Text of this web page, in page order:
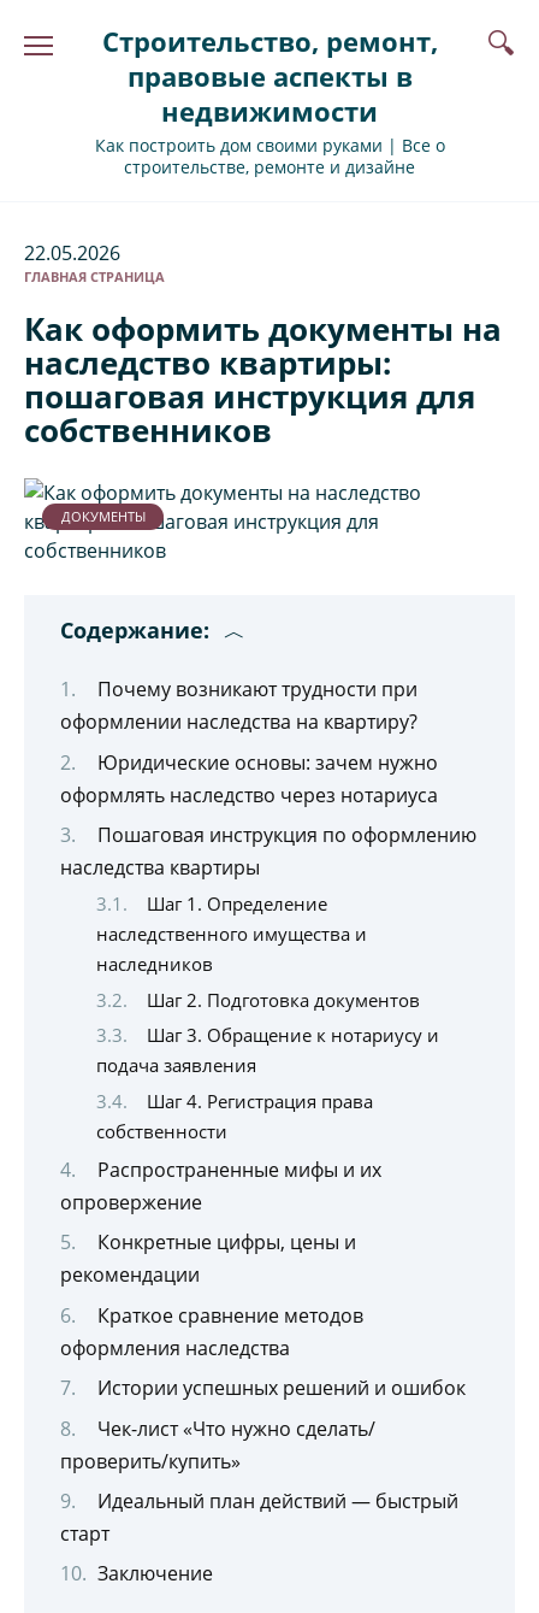
Строительство, ремонт,
правовые аспекты в
недвижимости
Как построить дом своими руками | Все о
строительстве, ремонте и дизайне
22.05.2026
ГЛАВНАЯ СТРАНИЦА
Как оформить документы на
наследство квартиры:
пошаговая инструкция для
собственников
ДОКУМЕНТЫ
Содержание:
Почему возникают трудности при
оформлении наследства на квартиру?
Юридические основы: зачем нужно
оформлять наследство через нотариуса
Пошаговая инструкция по оформлению
наследства квартиры
Шаг 1. Определение
наследственного имущества и
наследников
Шаг 2. Подготовка документов
Шаг 3. Обращение к нотариусу и
подача заявления
Шаг 4. Регистрация права
собственности
Распространенные мифы и их
опровержение
Конкретные цифры, цены и
рекомендации
Краткое сравнение методов
оформления наследства
Истории успешных решений и ошибок
Чек-лист «Что нужно сделать/
проверить/купить»
Идеальный план действий — быстрый
старт
Заключение